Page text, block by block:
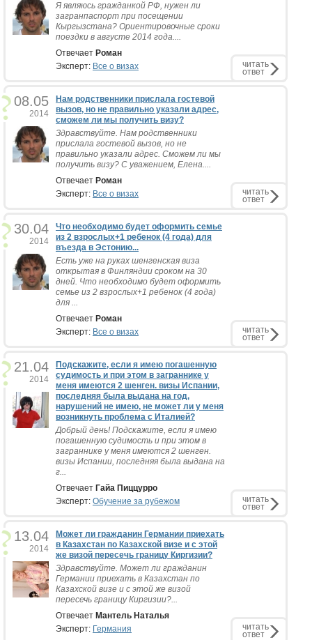
Я являюсь гражданкой РФ, нужен ли
загранпаспорт при посещении
Кыргызстана? Ориентировочные сроки
поездки в августе 2014 года....
Отвечает Роман
Эксперт: Все о визах читать
ответ
08.05
2014
Нам родственники прислала гостевой
вызов, но не правильно указали адрес,
сможем ли мы получить визу?
Здравствуйте. Нам родственники
прислала гостевой вызов, но не
правильно указали адрес. Сможем ли мы
получить визу? С уважением, Елена....
Отвечает Роман
Эксперт: Все о визах читать
ответ
30.04
2014
Что необходимо будет оформить семье
из 2 взрослых+1 ребенок (4 года) для
въезда в Эстонию...
Есть уже на руках шенгенская виза
открытая в Финляндии сроком на 30
дней. Что необходимо будет оформить
семье из 2 взрослых+1 ребенок (4 года)
для ...
Отвечает Роман
Эксперт: Все о визах читать
ответ
21.04
2014
Подскажите, если я имею погашенную
судимость и при этом в заграннике у
меня имеются 2 шенген. визы Испании,
последняя была выдана на год,
нарушений не имею, не может ли у меня
возникнуть проблема с Италией?
Добрый день! Подскажите, если я имею
погашенную судимость и при этом в
заграннике у меня имеются 2 шенген.
визы Испании, последняя была выдана на
г...
Отвечает Гайа Пиццурро
Эксперт: Обучение за рубежом читать
ответ
13.04
2014
Может ли гражданин Германии приехать
в Казахстан по Казахской визе и с этой
же визой пересечь границу Киргизии?
Здравствуйте. Может ли гражданин
Германии приехать в Казахстан по
Казахской визе и с этой же визой
пересечь границу Киргизии?...
Отвечает Мантель Наталья
Эксперт: Германия читать
ответ